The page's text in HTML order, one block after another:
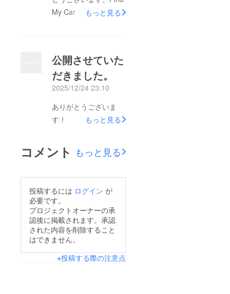
My Car プロジェクト
ジェクトページの文章
構成を見直しました。
「車の場所が分からな
くなる不安」という日
常の体験を軸に、現在
できること・将来的に
して掲載しています。
すが、少しずつでも前
に進めていきたいと考
えています。引き続
き、どうぞよろしくお
願いいたします。
もっと見る
公開させていた
だきました。
2025/12/24 23:10
ありがとうございま
す！
もっと見る
コメント もっと見る
投稿するには ログイン が
必要です。
プロジェクトオーナーの承
認後に掲載されます。承認
された内容を削除すること
はできません。
※投稿する際の注意点